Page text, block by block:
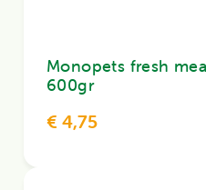
Monopets fresh
600gr
€ 4,75